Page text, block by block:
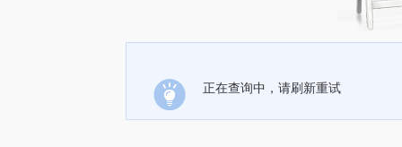
正在查询中，请刷新重试